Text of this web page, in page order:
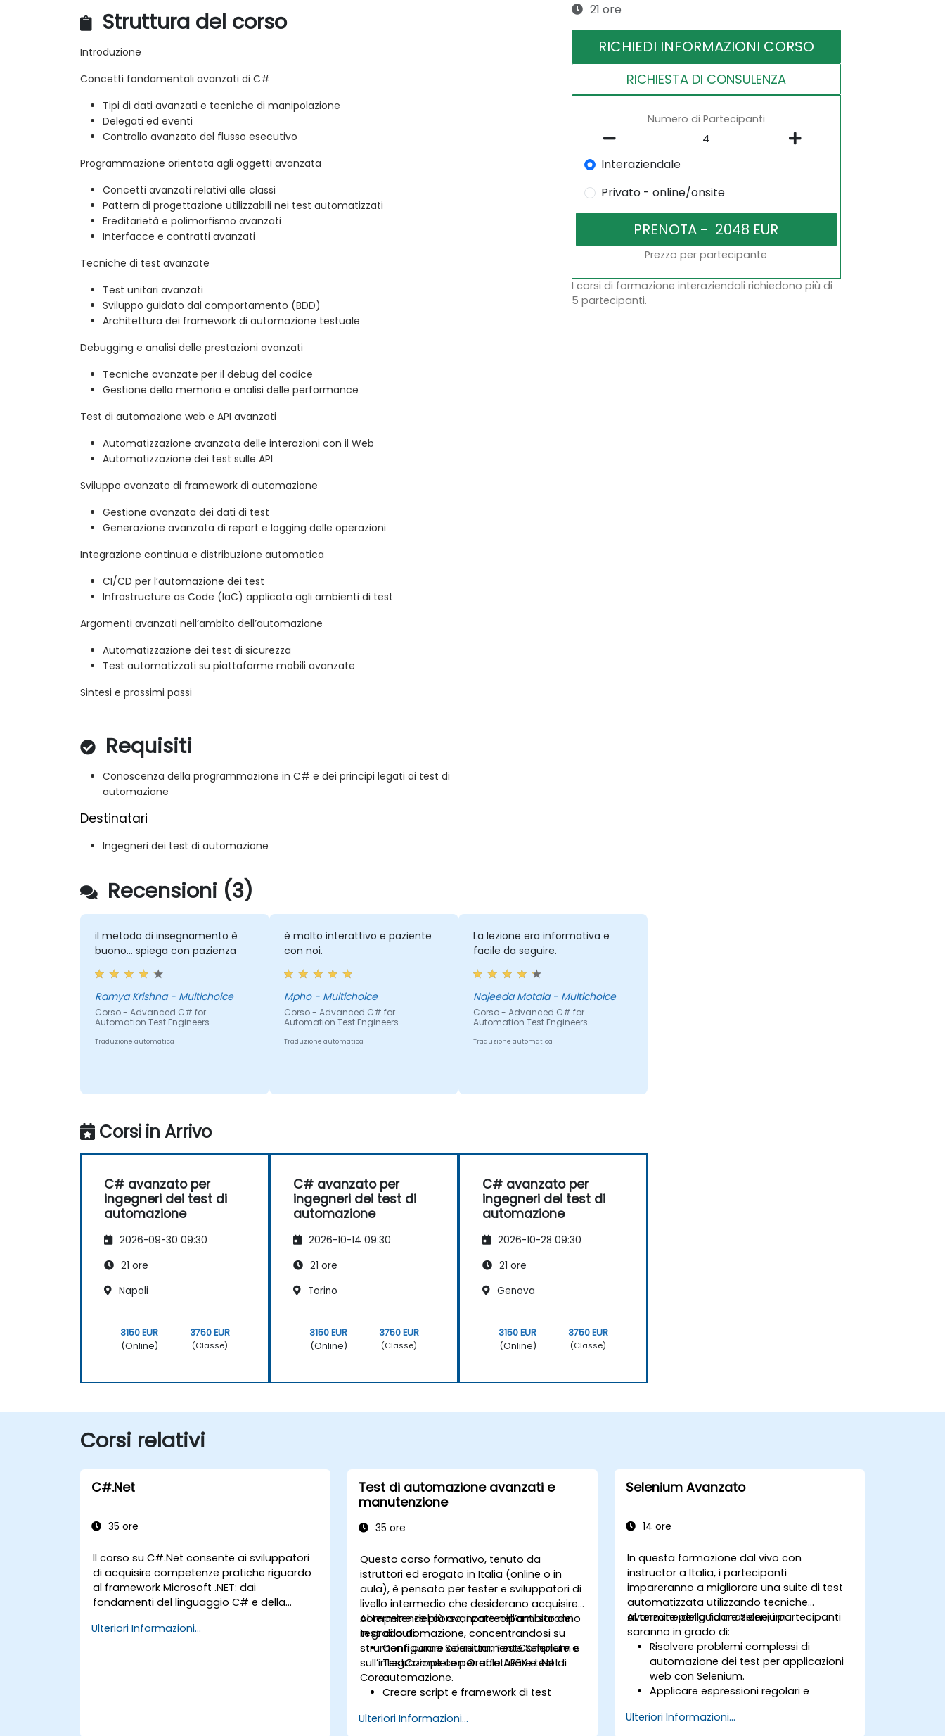
Struttura del corso
Introduzione
Concetti fondamentali avanzati di C#
Tipi di dati avanzati e tecniche di manipolazione
Delegati ed eventi
Controllo avanzato del flusso esecutivo
Programmazione orientata agli oggetti avanzata
Concetti avanzati relativi alle classi
Pattern di progettazione utilizzabili nei test automatizzati
Ereditarietà e polimorfismo avanzati
Interfacce e contratti avanzati
Tecniche di test avanzate
Test unitari avanzati
Sviluppo guidato dal comportamento (BDD)
Architettura dei framework di automazione testuale
Debugging e analisi delle prestazioni avanzati
Tecniche avanzate per il debug del codice
Gestione della memoria e analisi delle performance
Test di automazione web e API avanzati
Automatizzazione avanzata delle interazioni con il Web
Automatizzazione dei test sulle API
Sviluppo avanzato di framework di automazione
Gestione avanzata dei dati di test
Generazione avanzata di report e logging delle operazioni
Integrazione continua e distribuzione automatica
CI/CD per l’automazione dei test
Infrastructure as Code (IaC) applicata agli ambienti di test
Argomenti avanzati nell’ambito dell’automazione
Automatizzazione dei test di sicurezza
Test automatizzati su piattaforme mobili avanzate
Sintesi e prossimi passi
Requisiti
Conoscenza della programmazione in C# e dei principi legati ai test di
automazione
Destinatari
Ingegneri dei test di automazione
21 ore
RICHIEDI INFORMAZIONI CORSO
RICHIESTA DI CONSULENZA
Numero di Partecipanti
Interaziendale
Privato - online/onsite
Prezzo per partecipante
I corsi di formazione interaziendali richiedono più di
5 partecipanti.
Recensioni (3)
il metodo di insegnamento è
buono... spiega con pazienza
Ramya Krishna - Multichoice
Corso - Advanced C# for
Automation Test Engineers
Traduzione automatica
è molto interattivo e paziente
con noi.
Mpho - Multichoice
Corso - Advanced C# for
Automation Test Engineers
Traduzione automatica
La lezione era informativa e
facile da seguire.
Najeeda Motala - Multichoice
Corso - Advanced C# for
Automation Test Engineers
Traduzione automatica
Corsi in Arrivo
C# avanzato per
ingegneri dei test di
automazione
2026-09-30 09:30
21 ore
Napoli
3150 EUR
(Online)
3750 EUR
(Classe)
C# avanzato per
ingegneri dei test di
automazione
2026-10-14 09:30
21 ore
Torino
3150 EUR
(Online)
3750 EUR
(Classe)
C# avanzato per
ingegneri dei test di
automazione
2026-10-28 09:30
21 ore
Genova
3150 EUR
(Online)
3750 EUR
(Classe)
Corsi relativi
C#.Net
35 ore
Il corso su C#.Net consente ai sviluppatori
di acquisire competenze pratiche riguardo
al framework Microsoft .NET: dai
fondamenti del linguaggio C# e della
fino all’utilizzo dell’ambiente di sviluppo
Ulteriori Informazioni...
Test di automazione avanzati e
manutenzione
35 ore
Questo corso formativo, tenuto da
istruttori ed erogato in Italia (online o in
aula), è pensato per tester e sviluppatori di
livello intermedio che desiderano acquisire
competenze più avanzate nell’ambito dei
test di automazione, concentrandosi su
strumenti come Selenium, TestComplete e
sull’integrazione con Oracle APEX e .Net
Core.
Al termine del corso, i partecipanti saranno
in grado di:
Configurare correttamente Selenium e
TestComplete per effettuare test di
automazione.
Creare script e framework di test
Integrare i processi di test automatici
Ulteriori Informazioni...
Selenium Avanzato
14 ore
In questa formazione dal vivo con
instructor a Italia, i partecipanti
impareranno a migliorare una suite di test
automatizzata utilizzando tecniche
avanzate per guidare Selenium.
Al termine della formazione, i partecipanti
saranno in grado di:
Risolvere problemi complessi di
automazione dei test per applicazioni
web con Selenium.
Applicare espressioni regolari e
Gestire le eccezioni che interrompono
Ulteriori Informazioni...